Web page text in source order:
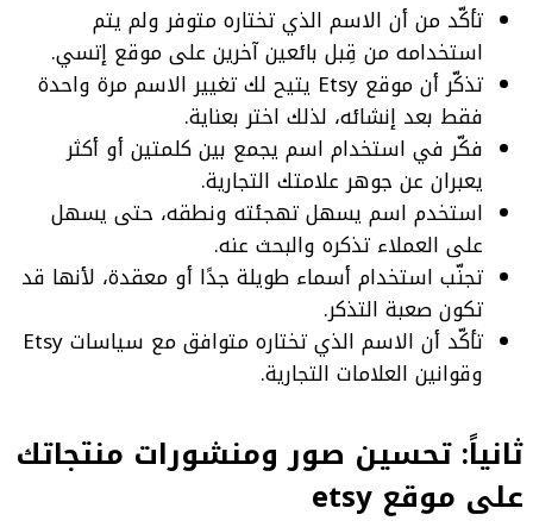
تأكّد من أن الاسم الذي تختاره متوفر ولم يتم
استخدامه من قِبل بائعين آخرين على موقع إتسي.
تذكّر أن موقع Etsy يتيح لك تغيير الاسم مرة واحدة
فقط بعد إنشائه، لذلك اختر بعناية.
فكّر في استخدام اسم يجمع بين كلمتين أو أكثر
يعبران عن جوهر علامتك التجارية.
استخدم اسم يسهل تهجئته ونطقه، حتى يسهل
على العملاء تذكره والبحث عنه.
تجنّب استخدام أسماء طويلة جدًا أو معقدة، لأنها قد
تكون صعبة التذكر.
تأكّد أن الاسم الذي تختاره متوافق مع سياسات Etsy
وقوانين العلامات التجارية.
ثانياً: تحسين صور ومنشورات منتجاتك
على موقع etsy